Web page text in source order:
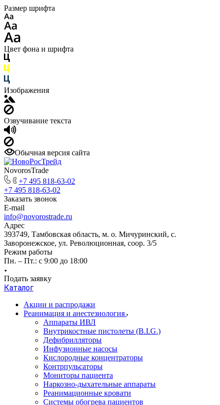
Размер шрифта
Цвет фона и шрифта
Изображения
Озвучивание текста
Обычная версия сайта
NovorosTrade
+7 495 818-63-02
+7 495 818-63-02
Заказать звонок
E-mail
info@novorostrade.ru
Адрес
393749, Тамбовская область, м. о. Мичуринский, с.
Заворонежское, ул. Революционная, соор. 3/5
Режим работы
Пн. – Пт.: с 9:00 до 18:00
Подать заявку
Каталог
Акции и распродажи
Реанимация и анестезиология
Аппараты ИВЛ
Внутрикостные пистолеты (B.I.G.)
Дефибрилляторы
Инфузионные насосы
Кислородные концентраторы
Контрпульсаторы
Мониторы пациента
Наркозно-дыхательные аппараты
Реанимационные кровати
Системы обогрева пациентов